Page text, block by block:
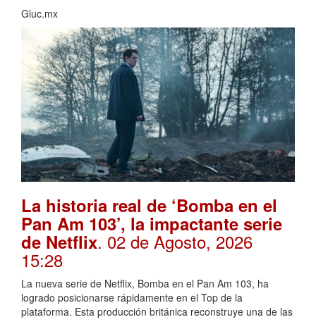
Gluc.mx
La historia real de ‘Bomba en el
Pan Am 103’, la impactante serie
de Netflix. 02 de Agosto, 2026
15:28
La nueva serie de Netflix, Bomba en el Pan Am 103, ha
logrado posicionarse rápidamente en el Top de la
plataforma. Esta producción británica reconstruye una de las